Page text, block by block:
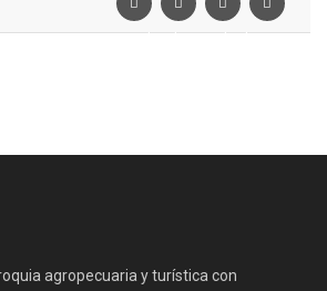
FacebookTwiter LinkedinPinterest
agropecuaria y turística con